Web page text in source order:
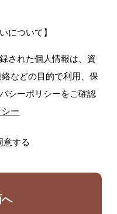
について】
された個人情報は、資
などの目的で利用、保
シーポリシーをご確認
ー
意する